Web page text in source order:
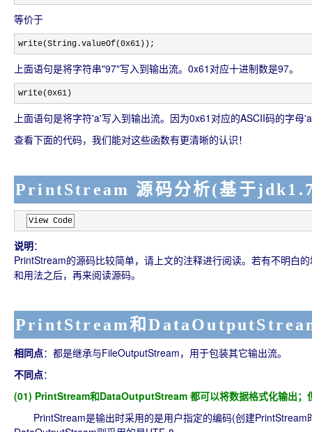
等价于
write(String.valueOf(0x61));
上面语句是将字符串"97"写入到输出流。0x61对应十进制数是97。
write(0x61)
上面语句是将字符'a'写入到输出流。因为0x61对应的ASCII码的字母
查看下面的代码，我们能对这些函数有更清晰的认识！
PrintStream 源码分析(基于
View Code
说明：
PrintStream的源码比较简单，请上文的注释进行阅读。若有不明白
和用法之后，再来阅读源码。
PrintStream和
相同点：都是继承与FileOutputStream，用于包装其它输出流。
不同点：
(01) PrintStream和DataOutputStream 都可以将数据格式化输出；
PrintStream是输出时采用的是用户指定的编码(创建PrintStream